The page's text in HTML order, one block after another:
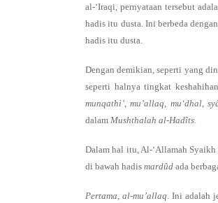
al-‘Iraqi, pernyataan tersebut
hadis itu dusta. Ini berbeda
hadis itu dusta.
Dengan demikian, seperti yang
seperti halnya tingkat
munqathi’,mu’allaq, mu‘dhal,
dalam Mushthalah al-Hadîts.
Dalam hal itu, Al-‘Allamah
di bawah hadis mardûd ada
Pertama, al-mu’allaq. Ini adalah